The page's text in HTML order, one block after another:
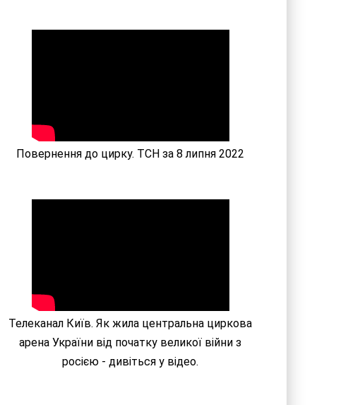
Повернення до цирку. ТСН за 8 липня 2022
Телеканал Київ. Як жила центральна циркова
арена України від початку великої війни з
росією - дивіться у відео.